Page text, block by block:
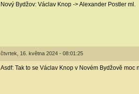
Nový Bydžov: Václav Knop -> Alexander Postler ml.
čtvrtek, 16. května 2024 - 08:01:25
Asdf: Tak to se Václav Knop v Novém Bydžově